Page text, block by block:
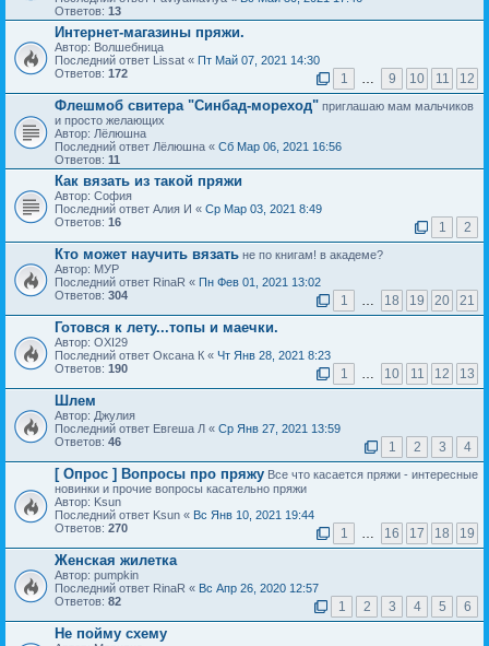
Ответов: 13
Интернет-магазины пряжи.
Автор: Волшебница
Последний ответ Lissat « Пт Май 07, 2021 14:30
Ответов: 172 1 … 9 10 11 12
Флешмоб свитера "Синбад-мореход" приглашаю мам мальчиков
и просто желающих
Автор: Лёлюшна
Последний ответ Лёлюшна « Сб Мар 06, 2021 16:56
Ответов: 11
Как вязать из такой пряжи
Автор: София
Последний ответ Алия И « Ср Мар 03, 2021 8:49
Ответов: 16 1 2
Кто может научить вязать не по книгам! в академе?
Автор: МУР
Последний ответ RinaR « Пн Фев 01, 2021 13:02
Ответов: 304 1 … 18 19 20 21
Готовся к лету...топы и маечки.
Автор: OXI29
Последний ответ Оксана К « Чт Янв 28, 2021 8:23
Ответов: 190 1 … 10 11 12 13
Шлем
Автор: Джулия
Последний ответ Евгеша Л « Ср Янв 27, 2021 13:59
Ответов: 46 1 2 3 4
[ Опрос ] Вопросы про пряжу Все что касается пряжи - интересные
новинки и прочие вопросы касательно пряжи
Автор: Ksun
Последний ответ Ksun « Вс Янв 10, 2021 19:44
Ответов: 270 1 … 16 17 18 19
Женская жилетка
Автор: pumpkin
Последний ответ RinaR « Вс Апр 26, 2020 12:57
Ответов: 82 1 2 3 4 5 6
Не пойму схему